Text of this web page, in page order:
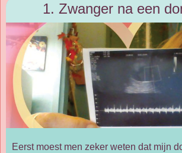
1. Zwanger na een
Eerst moest men zeker weten dat mijn